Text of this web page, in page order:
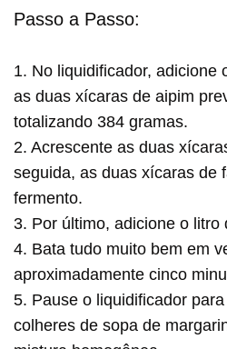
Passo a Passo:
1. No liquidificador, adicione
as duas xícaras de aipim
totalizando 384 gramas.
2. Acrescente as duas
seguida, as duas xícaras de
fermento.
3. Por último, adicione o litro
4. Bata tudo muito bem em
aproximadamente cinco
5. Pause o liquidificador
colheres de sopa de